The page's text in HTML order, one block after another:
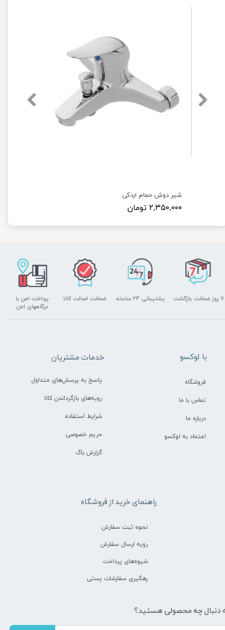
شیر دوش حمام اردکی
۲,۳۵۰,۰۰۰ تومان
پشتیبانی ۲۴ ساعته
پرداخت امن با
درگاههای امن
۷ روز ضمانت بازگشت ضمانت اصالت کالا
راهنمای خرید از فروشگاه
نحوه ثبت سفارش
رویه ارسال سفارش
شیوه‌های پرداخت
رهگیری سفارشات پستی
خدمات مشتریان
پاسخ به پرسش‌های متداول
رویه‌های بازگرداندن کالا
شرایط استفاده
حریم خصوصی
گزارش باگ
​با لوکسو
فروشگاه
تماس با ما
درباره ما
اعتماد به لوکسو
دنبال چه محصولی هستید؟